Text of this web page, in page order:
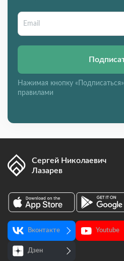
Нажимая кнопку
правилами
Сергей Николаевич
Лазарев
Вконтакте Youtube
Дзен